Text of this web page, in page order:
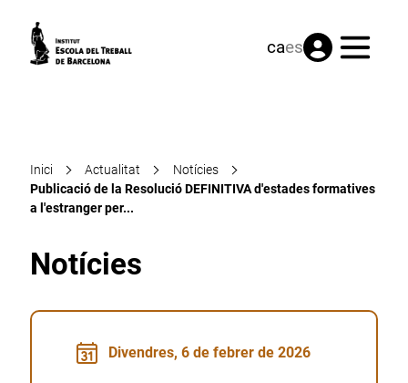
caes Menú
Inici Actualitat
Notícies
Publicació de la Resolució DEFINITIVA d'estades formatives
a l'estranger per...
Notícies
Divendres, 6 de febrer de 2026